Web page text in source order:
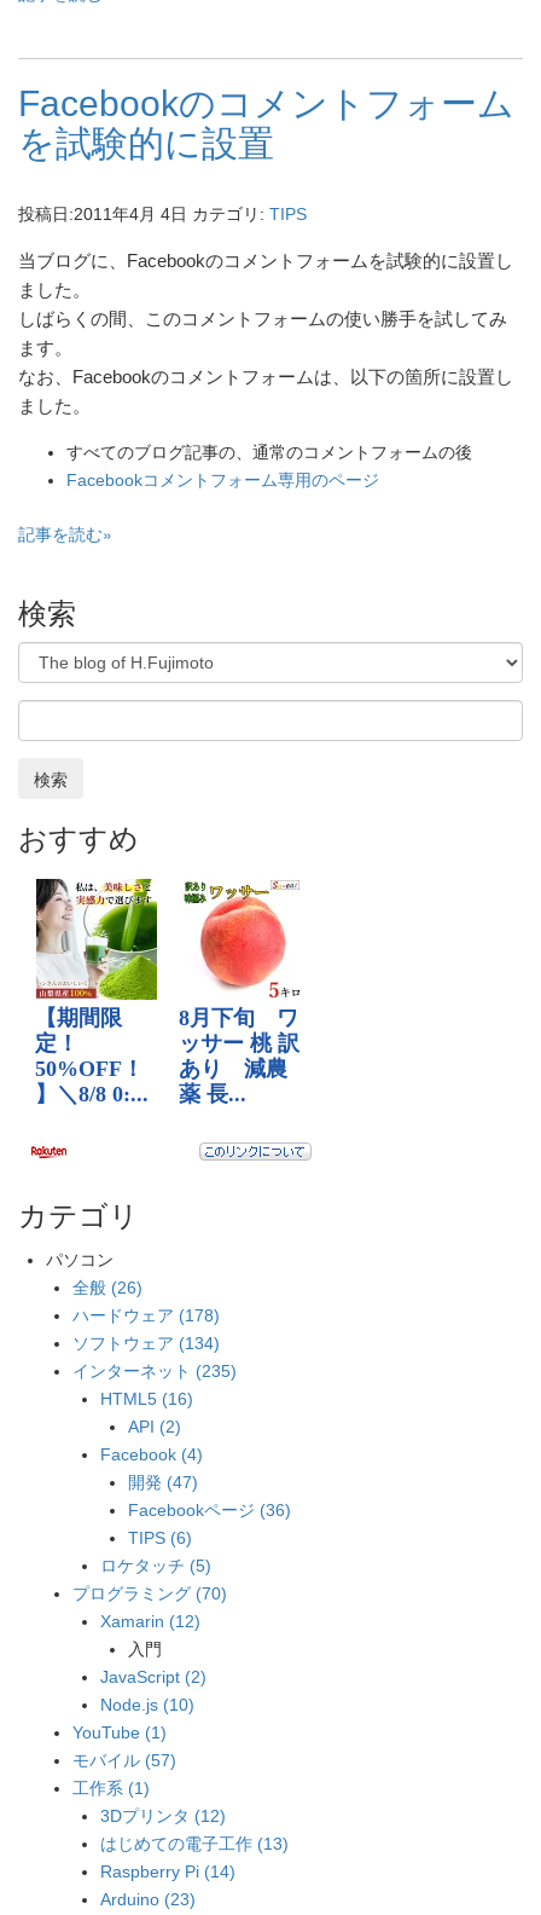
Facebookのコメントフォーム
を試験的に設置
投稿日:2011年4月 4日 カテゴリ: TIPS
当ブログに、Facebookのコメントフォームを試験的に設置し
ました。
しばらくの間、このコメントフォームの使い勝手を試してみ
ます。
なお、Facebookのコメントフォームは、以下の箇所に設置し
ました。
すべてのブログ記事の、通常のコメントフォームの後
Facebookコメントフォーム専用のページ
記事を読む
検索
検索
おすすめ
カテゴリ
パソコン
全般 (26)
ハードウェア (178)
ソフトウェア (134)
インターネット (235)
HTML5 (16)
API (2)
Facebook (4)
開発 (47)
Facebookページ (36)
TIPS (6)
ロケタッチ (5)
プログラミング (70)
Xamarin (12)
入門
JavaScript (2)
Node.js (10)
YouTube (1)
モバイル (57)
工作系 (1)
3Dプリンタ (12)
はじめての電子工作 (13)
Raspberry Pi (14)
Arduino (23)